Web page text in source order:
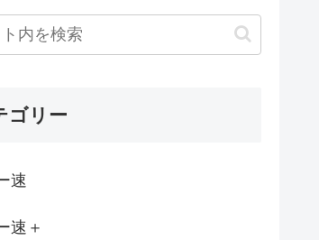
値上げしたろw」これどうす...
ない、差額は懐に入れる」
務委員会が閉会中審査も
上回る トップはテレ朝
ゴリー
速
速＋